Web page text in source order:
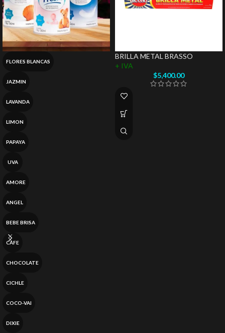
FLORES BLANCAS
JAZMIN
LAVANDA
LIMON
PAPAYA
UVA
AMORE
ANGEL
BEBE BRISA
CAFE
CHOCOLATE
CICHLE
COCO-VAI
DIXIE
BRILLA METAL BRASSO
+ IVA
$5,400.00